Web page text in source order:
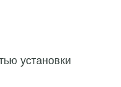
установки